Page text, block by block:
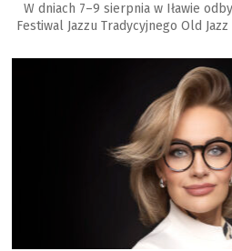
W dniach 7–9 sierpnia w Iławie
Festiwal Jazzu Tradycyjnego Old
a